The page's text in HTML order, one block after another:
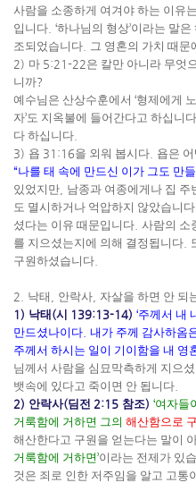
사람을 소종하게 여겨야 하는 이유는
입니다 . ‘하나님의 형상’이라는 말은
조되었습니다 그 영혼의 가치 때문
2) 마 5:21-22은 칼만 아니라 무엇
니까?
예수님은 산상수훈에서 ‘형제에게
자’도 지옥불에 들어간다고 하십니다
다 하십니다
3) 욥 31:16을 외워 봅시다 욥은
“나를 태 속에 만드신 이가 그도 만
있었지만 남종과 여종에게나 집 주
도 멸시하거나 억압하지 않았습니다
셨다는 이유 때문입니다 사람의 소
를 지으셨는지에 의해 결정됩니다
구원하셨습니다
2. 낙태 안락사 자살을 하면 안 되
1) 낙태 (시 139:13-14) ‘주께서 내
만드셨나이다 내가 주께 감사하옴
주께서 하시는 일이 기이함을 내 영
님께서 사람을 심묘막측하게 지으
뱃속에 있다고 죽이면 안 됩니다
2) 안락사(딤전 2:15 참조) ‘여자들
거룩함에 거하면 그의 해산함으로
해산한다고 구원을 얻는다는 말이
거룩함에 거하면’이라는 전제가 있
것은 죄로 인한 저주임을 알고 고통